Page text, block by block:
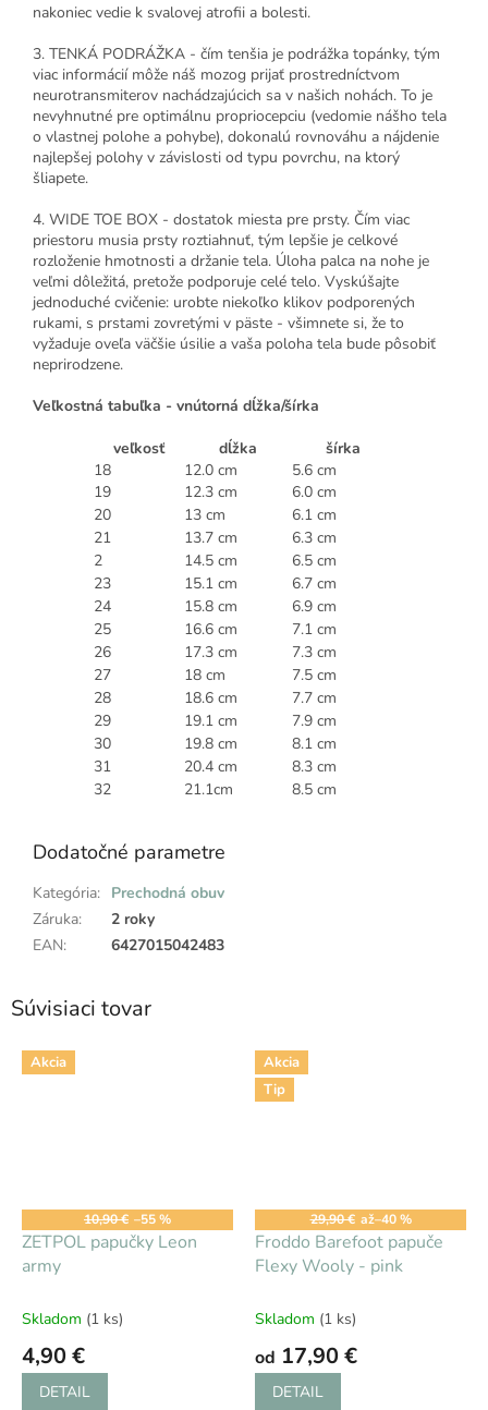
nakoniec vedie k svalovej atrofii a bolesti.
3. TENKÁ PODRÁŽKA - čím tenšia je podrážka topánky, tým
viac informácií môže náš mozog prijať prostredníctvom
neurotransmiterov nachádzajúcich sa v našich nohách. To je
nevyhnutné pre optimálnu propriocepciu (vedomie nášho tela
o vlastnej polohe a pohybe), dokonalú rovnováhu a nájdenie
najlepšej polohy v závislosti od typu povrchu, na ktorý
šliapete.
4. WIDE TOE BOX - dostatok miesta pre prsty. Čím viac
priestoru musia prsty roztiahnuť, tým lepšie je celkové
rozloženie hmotnosti a držanie tela. Úloha palca na nohe je
veľmi dôležitá, pretože podporuje celé telo. Vyskúšajte
jednoduché cvičenie: urobte niekoľko klikov podporených
rukami, s prstami zovretými v päste - všimnete si, že to
vyžaduje oveľa väčšie úsilie a vaša poloha tela bude pôsobiť
neprirodzene.
Veľkostná tabuľka - vnútorná dĺžka/šírka
veľkosť dĺžka
šírka
18
12.0 cm
5.6 cm
19
12.3 cm
6.0 cm
20
13 cm
6.1 cm
21
13.7 cm
6.3 cm
2
14.5 cm
6.5 cm
23
15.1 cm
6.7 cm
24
15.8 cm
6.9 cm
25
16.6 cm
7.1 cm
26
17.3 cm
7.3 cm
27
18 cm
7.5 cm
28
18.6 cm
7.7 cm
29
19.1 cm
7.9 cm
30
19.8 cm
8.1 cm
31
20.4 cm
8.3 cm
32
21.1cm 8.5 cm
Dodatočné parametre
Kategória: Prechodná obuv
Záruka:
2 roky
EAN: 6427015042483
Súvisiaci tovar
Akcia
10,90 € –55 %
ZETPOL papučky Leon
army
Skladom (1 ks)
4,90 €
DETAIL
Akcia
Tip
29,90 € až–40 %
Froddo Barefoot papuče
Flexy Wooly - pink
Skladom (1 ks)
od 17,90 €
DETAIL